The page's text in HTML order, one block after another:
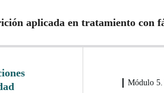
aplicada en tratamiento con
Módulo 5.